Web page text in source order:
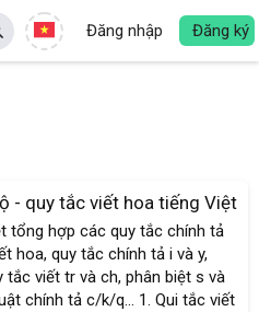
Đăng nhập Đăng ký
- quy tắc viết hoa tiếng Việt
tổng hợp các quy tắc chính tả
hoa, quy tắc chính tả i và y,
tắc viết tr và ch, phân biệt s và
chính tả c/k/q... 1. Qui tắc viết